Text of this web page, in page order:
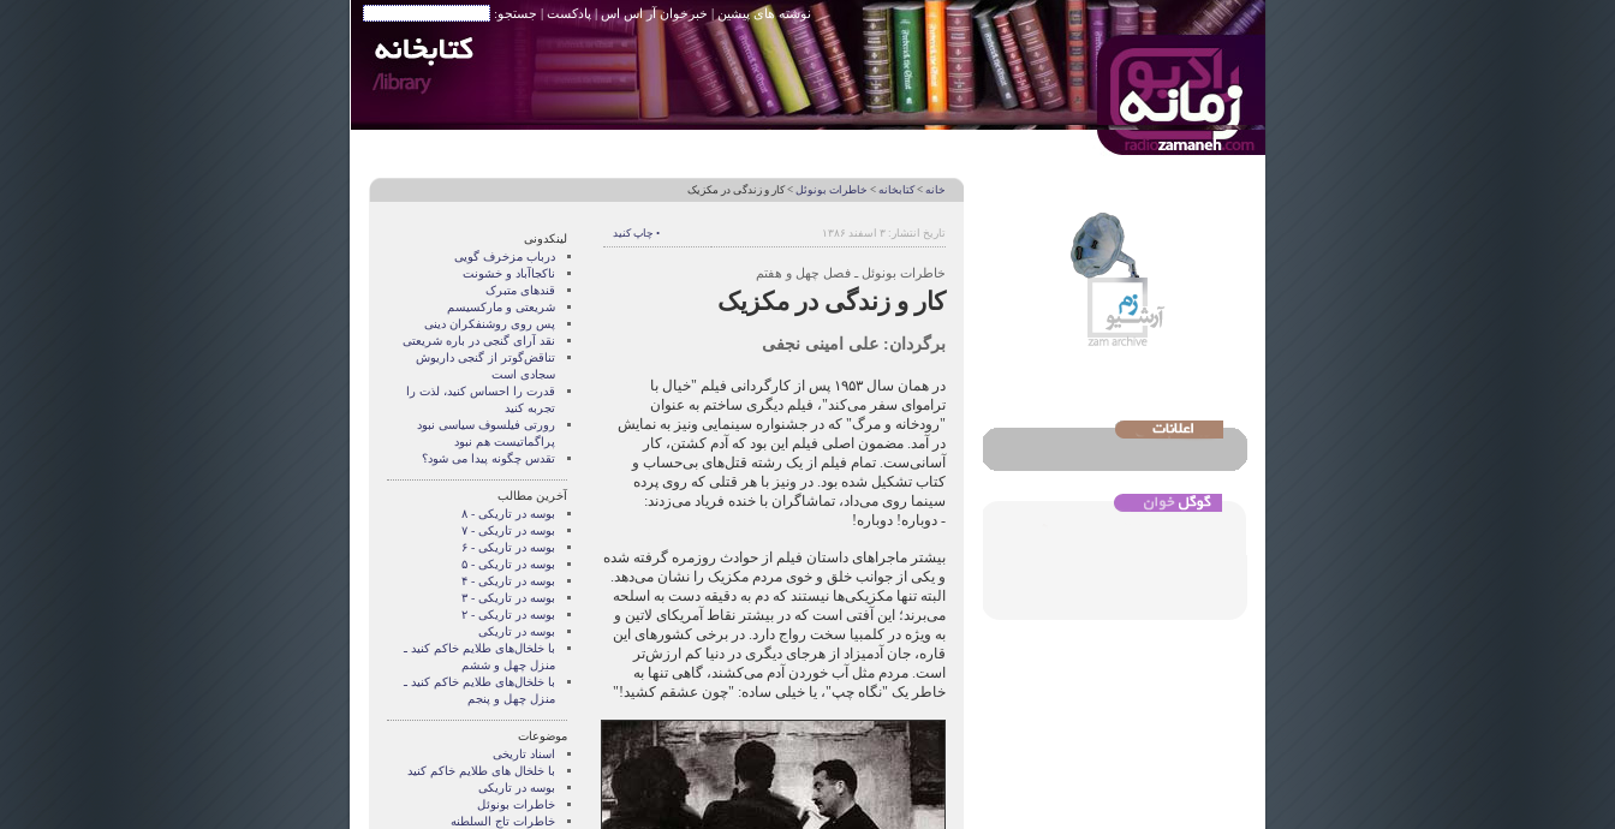
نوشته های پیشین | خبرخوان آر اس اس|پادکست | جستجو:
خانه >کتابخانه > خاطرات بونوئل > کار و زندگی در مکزیک
تاریخ انتشار: ۳ اسفند ۱۳۸۶ • چاپ کنید
خاطرات بونوئل ـ فصل چهل و هفتم
کار و زندگی در مکزیک
برگردان: علی امینی نجفی
در همان سال ۱۹۵۳ پس از کارگردانی فیلم "خیال با
تراموای سفر می‌کند"، فیلم دیگری ساختم به عنوان
"رودخانه و مرگ" که در جشنواره سینمایی ونیز به نمایش
در آمد. مضمون اصلی فیلم این بود که آدم کشتن، کار
آسانی‌ست. تمام فیلم از یک رشته قتل‌های بی‌حساب و
کتاب تشکیل شده بود. در ونیز با هر قتلی که روی پرده
سینما روی می‌داد، تماشاگران با خنده فریاد می‌زدند:
- دوباره! دوباره!
بیشتر ماجراهای داستان فیلم از حوادث روزمره گرفته شده
و یکی از جوانب خلق و خوی مردم مکزیک را نشان می‌دهد.
البته تنها مکزیکی‌ها نیستند که دم به دقیقه دست به اسلحه
می‌برند؛ این آفتی است که در بیشتر نقاط آمریکای لاتین و
به ویژه در کلمبیا سخت رواج دارد. در برخی کشورهای این
قاره، جان آدمیزاد از هرجای دیگری در دنیا کم ارزش‌تر
است. مردم مثل آب خوردن آدم می‌کشند، گاهی تنها به
خاطر یک "نگاه چپ"، یا خیلی ساده: "چون عشقم کشید!"
لینکدونی
درباب مزخرف گویی
ناکجاآباد و خشونت
قندهای متبرک
شریعتی و مارکسیسم
پس روی روشنفکران دینی
نقد آرای گنجی در باره شریعتی
تناقض‌گوتر از گنجی داريوش
سجادی است
قدرت را احساس کنید، لذت را
تجربه کنید
رورتی فيلسوف سياسی نبود
پراگماتيست هم نبود
تقدس چگونه پيدا می شود؟
آخرین مطالب
بوسه در تاریکی - ۸
بوسه در تاریکی - ۷
بوسه در تاریکی - ۶
بوسه در تاریکی - ۵
بوسه در تاریکی - ۴
بوسه در تاریکی - ۳
بوسه در تاریکی - ۲
بوسه در تاریکی
با خلخال‌های طلایم خاکم کنید ـ
منزل چهل و ششم
با خلخال‌های طلایم خاکم کنید ـ
منزل چهل و پنجم
موضوعات
اسناد تاریخی
با خلخال های طلایم خاکم کنید
بوسه در تاریکی
خاطرات بونوئل
خاطرات تاج السلطنه